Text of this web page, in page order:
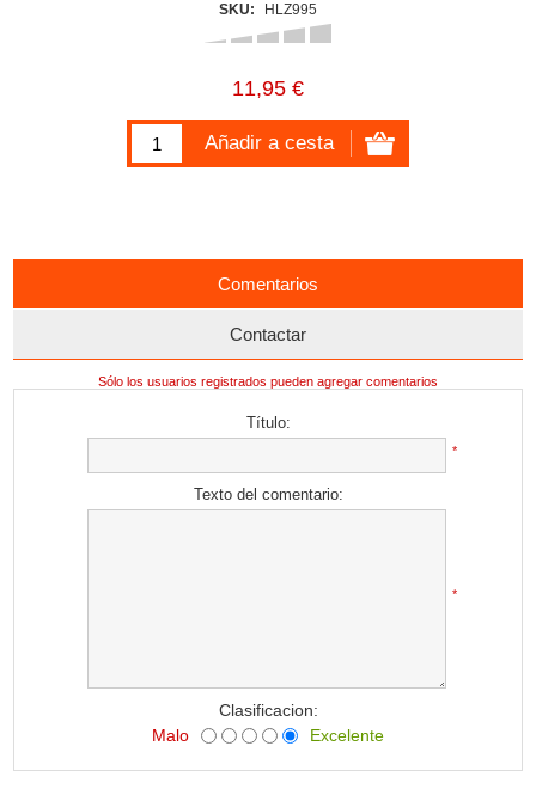
SKU: HLZ995
11,95 €
Comentarios
Contactar
Sólo los usuarios registrados pueden agregar comentarios
Título:
*
Texto del comentario:
*
Clasificacion:
Malo
Excelente